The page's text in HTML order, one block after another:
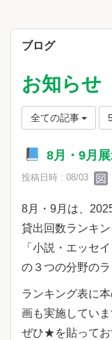
ブログ
お知らせ
全ての記事
8月・9月
投稿日時 : 08/03
8月・9月は、
貸出回数ランキ
「小説・エッセ
の３つの分野の
ランキング表に
画も実施していま
ぜひ★を貼ってお